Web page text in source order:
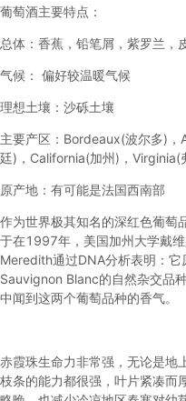
葡萄酒主要特点：
总体：香蕉，铅笔屑，紫罗兰，
气候： 偏好较温暖气候
理想土壤：沙砾土壤
主要产区：Bordeaux(波尔多)
廷)，California(加州)，Virginia(
原产地：有可能是法国西南部
作为世界极其知名的深红色葡萄
于在1997年，美国加州大学戴
Meredith通过DNA分析表明：
Sauvignon Blanc的自然杂交品
中闻到这两个葡萄品种的香气。
赤霞珠生命力非常强，无论是地
枝条的能力都很强，叶片紧凑而